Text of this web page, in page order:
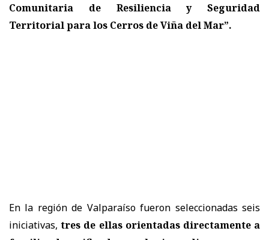
Comunitaria de Resiliencia y Seguridad
Territorial para los Cerros de Viña del Mar”.
En la región de Valparaíso fueron seleccionadas seis
iniciativas,tres de ellas orientadas directamente a